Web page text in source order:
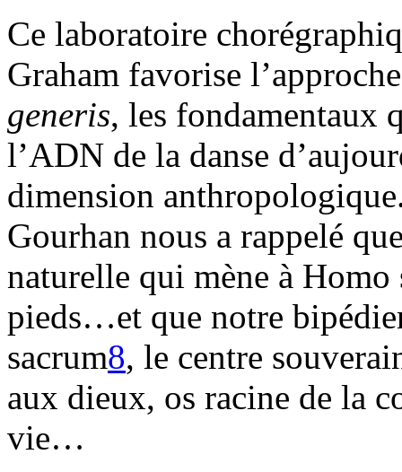
Ce laboratoire
Graham favorise
generis, les fondamentaux
l’ADN de la danse
dimension
Gourhan nous a rappelé
naturelle qui mène à Homo
pieds…et que notre
sacrum8, le centre
aux dieux, os racine de la
vie…